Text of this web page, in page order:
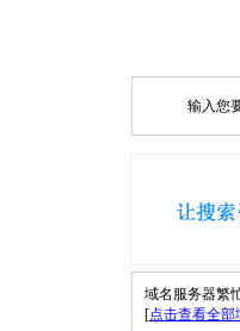
输入您
域名服务器繁
[点击查看全部